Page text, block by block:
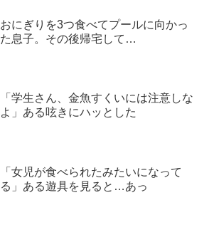
おにぎりを3つ食べてプールに向かっ
た息子。その後帰宅して…
「学生さん、金魚すくいには注意しな
よ」ある呟きにハッとした
「女児が食べられたみたいになって
る」ある遊具を見ると…あっ